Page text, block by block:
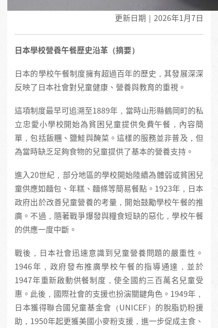
更新日期｜2026年1月7日
日本學校營養午餐歷史沿革（摘要）
日本的學校午餐制度擁有超過百年的歷史，其發展深深
反映了日本社會對兒童健康、營養與教育的重視。
這項制度最早可追溯至1889年，當時山形縣鶴岡町的私
立忠愛小學校開始為貧困兒童提供免費午餐，內容簡
單，包括飯糰、鹽鮭與醃菜。這樣的服務並非普及，但
為當時缺乏足夠食物的兒童提供了基本的營養支持。
進入20世紀，部分地區的學校開始陸續為體弱或貧困兒
童供應如麵包、年糕、麵條等簡易餐點。1923年，日本
政府出於改善兒童營養的考量，開始鼓勵學校午餐的推
廣。不過，隨著戰爭爆發與糧食短缺的惡化，學校午餐
的供應一度中斷。
戰後，日本社會迅速意識到兒童營養問題的嚴重性。
1946年，政府發布推廣學校午餐的指導通達，並於
1947年重新啟動供餐制度，使全國約三百萬名兒童受
惠。此後，國際社會的支援也扮演關鍵角色。1949年，
日本獲得聯合國兒童基金會（UNICEF）的脫脂奶粉援
助，1950年起更獲美國小麥粉支援，進一步促成主食、